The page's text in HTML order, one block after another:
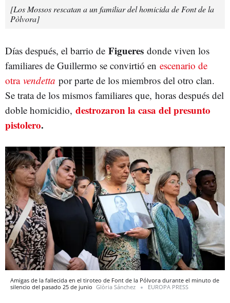
[Los Mossos rescatan a un familiar del homicida de Font de la
Pòlvora]
Días después, el barrio de Figueres donde viven los
familiares de Guillermo se convirtió en escenario de
otra vendetta por parte de los miembros del otro clan.
Se trata de los mismos familiares que, horas después del
doble homicidio, destrozaron la casa del presunto
pistolero.
Amigas de la fallecida en el tiroteo de Font de la Pólvora durante el minuto de
silencio del pasado 25 de junio Glòria Sánchez EUROPA PRESS